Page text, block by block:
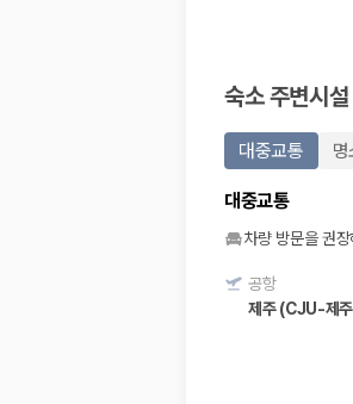
제주렌트카 가격비교 자주 묻는
Q. 제주렌트카 가격비교는 카모아에서 어떻게
A. 대여일, 반납일, 인수 지역을 선택하면 제주
숙소 주변시설
대중교통 명
대중교통
차량 방문을 권장
공항
제주 (CJU-제